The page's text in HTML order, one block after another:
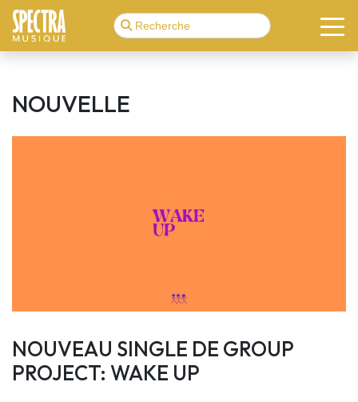
NOUVELLE
NOUVEAU SINGLE DE GROUP
PROJECT: WAKE UP